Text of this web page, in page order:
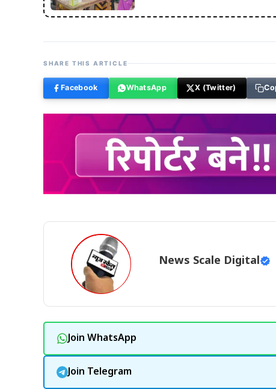
SHARE THIS ARTICLE
Facebook WhatsApp X (Twitter)
News Scale Digital
Join WhatsApp
Join Telegram